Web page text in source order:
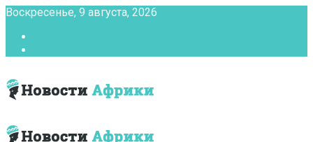
Воскресенье, 9 августа, 2026